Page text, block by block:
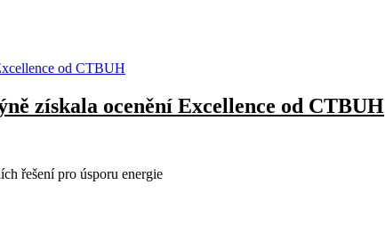
získala ocenění Excellence od CTBUH
řešení pro úsporu energie